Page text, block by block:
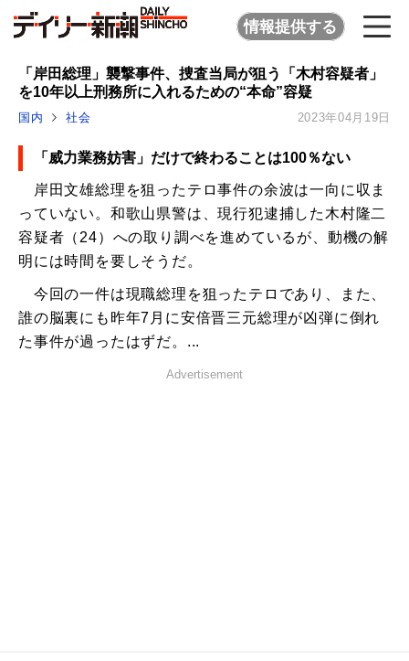
情報提供する
「岸田総理」襲撃事件、捜査当局が狙う「木村容疑者」
を10年以上刑務所に入れるための“本命”容疑
国内 社会 2023年04月19日
「威力業務妨害」だけで終わることは100％ない
岸田文雄総理を狙ったテロ事件の余波は一向に収ま
っていない。和歌山県警は、現行犯逮捕した木村隆二
容疑者（24）への取り調べを進めているが、動機の解
明には時間を要しそうだ。
今回の一件は現職総理を狙ったテロであり、また、
誰の脳裏にも昨年7月に安倍晋三元総理が凶弾に倒れ
た事件が過ったはずだ。...
Advertisement